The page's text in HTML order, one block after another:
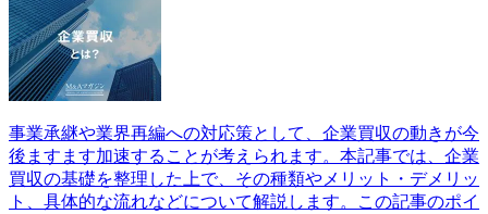
事業承継や業界再編への対応策として、企業買収の動きが今
後ますます加速することが考えられます。本記事では、企業
買収の基礎を整理した上で、その種類やメリット・デメリッ
ト、具体的な流れなどについて解説します。この記事のポイ